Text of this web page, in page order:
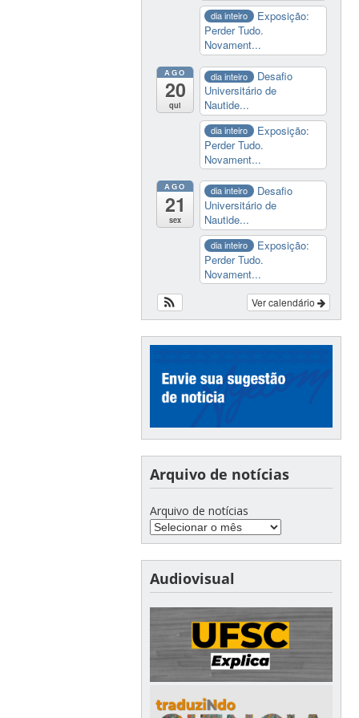
dia inteiro
Exposição:
Perder Tudo.
Novament...
AGO
20
qui
dia inteiro
Desafio
Universitário de
Nautide...
dia inteiro
Exposição:
Perder Tudo.
Novament...
AGO
21
sex
dia inteiro
Desafio
Universitário de
Nautide...
dia inteiro
Exposição:
Perder Tudo.
Novament...
Ver calendário
Arquivo de notícias
Arquivo de notícias
Audiovisual